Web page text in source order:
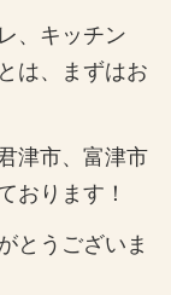
、キッチン
は、まずはお
津市、富津市
おります！
とうございま